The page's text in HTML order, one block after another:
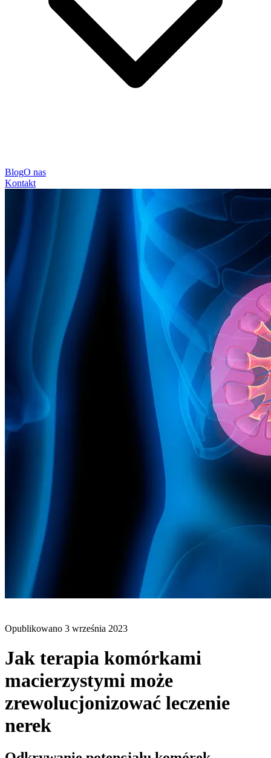
BlogO nas
Kontakt
Opublikowano 3 września 2023
Jak terapia komórkami
macierzystymi może
zrewolucjonizować leczenie
nerek